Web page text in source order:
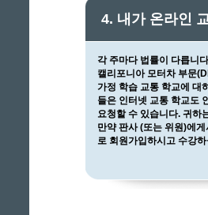
4. 내가 온라인
각 주마다 법률이 다릅니
캘리포니아 모터차 부문
가정 학습 교통 학교에 대
들은 인터넷 교통 학교도
요청할 수 있습니다. 귀하
만약 판사 (또는 위원)에
로 회원가입하시고 수강